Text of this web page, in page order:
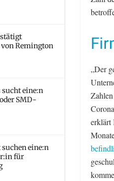
Remington
sucht eine:n
SMD-
eine:n
für
„Der
erklärt